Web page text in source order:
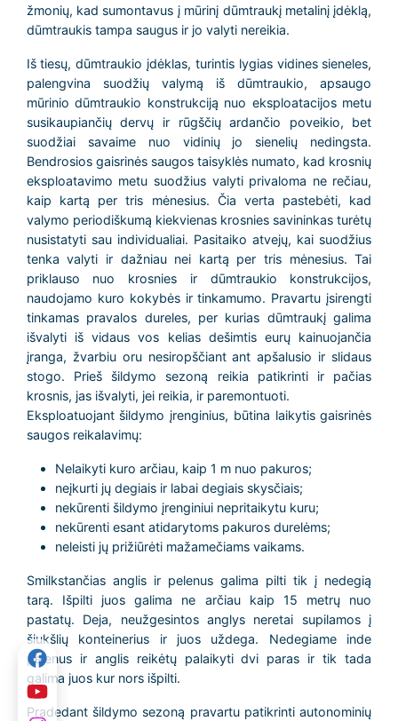
žmonių, kad sumontavus į mūrinį dūmtraukį metalinį įdėklą,
dūmtraukis tampa saugus ir jo valyti nereikia.
Iš tiesų, dūmtraukio įdėklas, turintis lygias vidines sieneles,
palengvina suodžių valymą iš dūmtraukio, apsaugo
mūrinio dūmtraukio konstrukciją nuo eksploatacijos metu
susikaupiančių dervų ir rūgščių ardančio poveikio, bet
suodžiai savaime nuo vidinių jo sienelių nedingsta.
Bendrosios gaisrinės saugos taisyklės numato, kad krosnių
eksploatavimo metu suodžius valyti privaloma ne rečiau,
kaip kartą per tris mėnesius. Čia verta pastebėti, kad
valymo periodiškumą kiekvienas krosnies savininkas turėtų
nusistatyti sau individualiai. Pasitaiko atvejų, kai suodžius
tenka valyti ir dažniau nei kartą per tris mėnesius. Tai
priklauso nuo krosnies ir dūmtraukio konstrukcijos,
naudojamo kuro kokybės ir tinkamumo. Pravartu įsirengti
tinkamas pravalos dureles, per kurias dūmtraukį galima
išvalyti iš vidaus vos kelias dešimtis eurų kainuojančia
įranga, žvarbiu oru nesiropščiant ant apšalusio ir slidaus
stogo. Prieš šildymo sezoną reikia patikrinti ir pačias
krosnis, jas išvalyti, jei reikia, ir paremontuoti.
Eksploatuojant šildymo įrenginius, būtina laikytis gaisrinės
saugos reikalavimų:
Nelaikyti kuro arčiau, kaip 1 m nuo pakuros;
neįkurti jų degiais ir labai degiais skysčiais;
nekūrenti šildymo įrenginiui nepritaikytu kuru;
nekūrenti esant atidarytoms pakuros durelėms;
neleisti jų prižiūrėti mažamečiams vaikams.
Smilkstančias anglis ir pelenus galima pilti tik į nedegią
tarą. Išpilti juos galima ne arčiau kaip 15 metrų nuo
pastatų. Deja, neužgesintos anglys neretai supilamos į
šiukšlių konteinerius ir juos uždega. Nedegiame inde
pelenus ir anglis reikėtų palaikyti dvi paras ir tik tada
galima juos kur nors išpilti.
Pradedant šildymo sezoną pravartu patikrinti autonominių